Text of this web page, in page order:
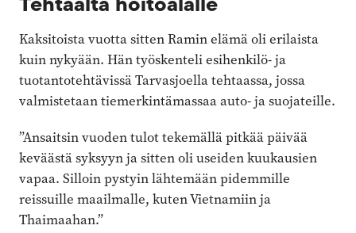
Tehtaalta hoitoalalle
Kaksitoista vuotta sitten Ramin elämä oli erilaista
kuin nykyään. Hän työskenteli esihenkilö- ja
tuotantotehtävissä Tarvasjoella tehtaassa, jossa
valmistetaan tiemerkintämassaa auto- ja suojateille.
”Ansaitsin vuoden tulot tekemällä pitkää päivää
keväästä syksyyn ja sitten oli useiden kuukausien
vapaa. Silloin pystyin lähtemään pidemmille
reissuille maailmalle, kuten Vietnamiin ja
Thaimaahan.”